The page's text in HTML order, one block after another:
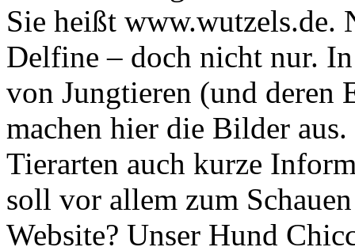
Sie heißt www.wutzels.de.
Delfine – doch nicht nur.
von Jungtieren (und deren
machen hier die Bilder
Tierarten auch kurze
soll vor allem zum
Website? Unser Hund